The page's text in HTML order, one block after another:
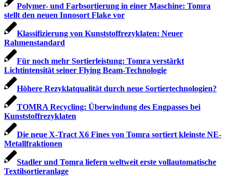
Polymer- und Farbsortierung in einer Maschine: Tomra
stellt den neuen Innosort Flake vor
Klassifizierung von Kunststoffrezyklaten: Neuer
Rahmenstandard
Für noch mehr Sortierleistung: Tomra verstärkt
Lichtintensität seiner Flying Beam-Technologie
Höhere Rezyklatqualität durch neue Sortiertechnologien?
TOMRA Recycling: Überwindung des Engpasses bei
Kunststoff­rezyklaten
Die neue X-Tract X6 Fines von Tomra sortiert kleinste NE-
Metallfraktionen
Stadler und Tomra liefern weltweit erste vollautomatische
Textilsortieranlage